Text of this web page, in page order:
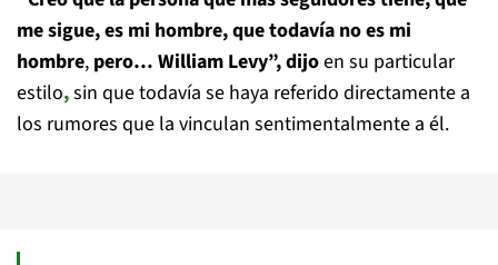
me sigue, es mi hombre, quetodavía no es mi
hombre, pero… William Levy”, dijoen su particular
estilo,sin que todavía se haya referido directamente a
los rumores que la vinculan sentimentalmente a él.